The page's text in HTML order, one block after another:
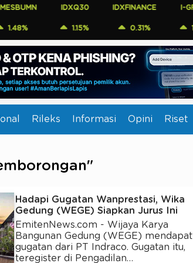
IDXQ30
1.15%
IDXFINANCE
0.31%
I-GRADE
1.75%
Rileks Informasi Opini Riset
Hadapi Gugatan Wanprestasi, Wika
Gedung (WEGE) Siapkan Jurus Ini
EmitenNews.com - Wijaya Karya
Bangunan Gedung (WEGE) mendapat
gugatan dari PT Indraco. Gugatan itu,
teregister di Pengadilan…